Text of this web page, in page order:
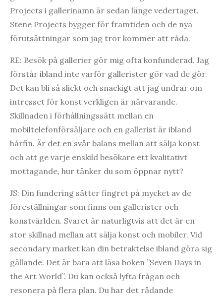
Projects i gallerinamn är sedan länge vedertaget.
Stene Projects bygger för framtiden och de nya
förutsättningar som jag tror kommer att råda.
RE: Besök på gallerier gör mig ofta konfunderad. Jag
förstår ibland inte varför gallerister gör vad de gör.
Det kan bli så slickt och snackigt att jag undrar om
intresset för konst verkligen är närvarande.
Skillnaden i förhållningssätt mellan en
mobiltelefonförsäljare och en gallerist är ibland
hårfin. Är det en svår balans mellan att sälja konst
och att ge varje enskild besökare ett kvalitativt
mottagande, hur tänker du som öppnar nytt?
JS: Din fundering sätter fingret på mycket av de
föreställningar som finns om gallerister och
konstvärlden. Svaret är naturligtvis att det är en
stor skillnad mellan att sälja konst och mobiler. Vid
secondary market kan din betraktelse ibland göra sig
gällande. Det är bara att läsa boken ”Seven Days in
the Art World”. Du kan också lyfta frågan och
resonera på flera plan. Du har det rådande